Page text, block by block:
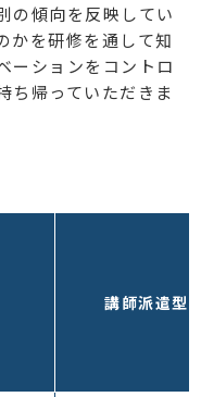
の傾向を反映してい
かを研修を通して知
ーションをコントロ
ち帰っていただきま
講師派遣型